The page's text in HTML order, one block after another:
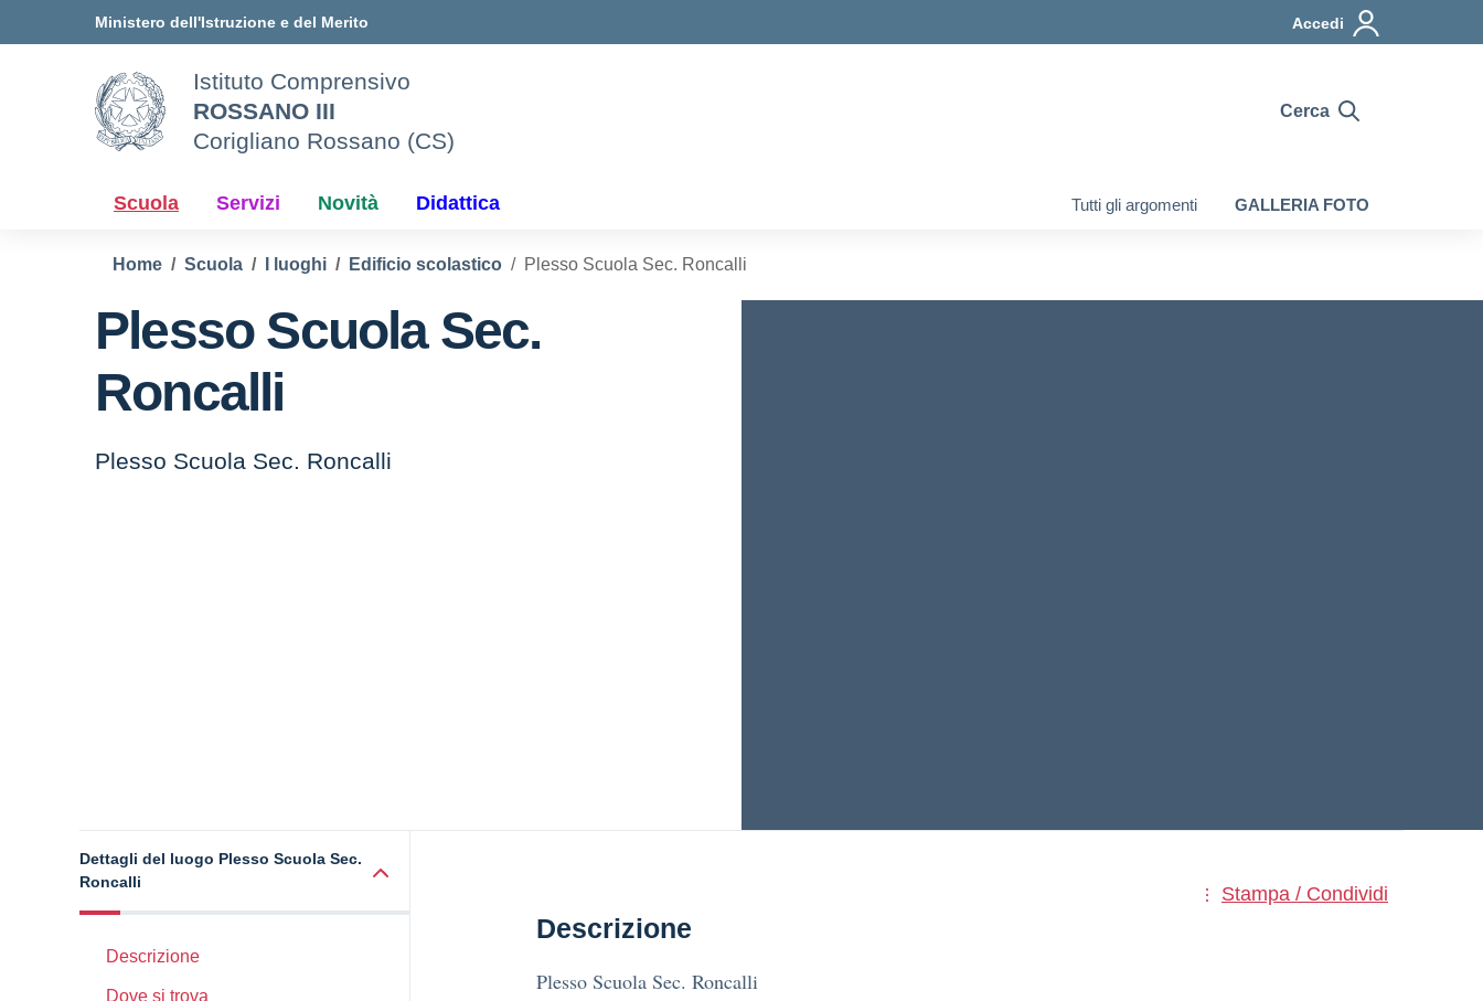
Ministero dell'Istruzione e del Merito Accedi
Istituto Comprensivo
ROSSANO III
Corigliano Rossano (CS)
Cerca
Scuola Servizi Novità Didattica Tutti gli argomenti GALLERIA FOTO
Home Scuola I luoghi Edificio scolastico Plesso Scuola Sec. Roncalli
Plesso Scuola Sec.
Roncalli
Plesso Scuola Sec. Roncalli
Dettagli del luogo Plesso Scuola Sec.
Roncalli
Descrizione
Dove si trova
Stampa / Condividi
Descrizione
Plesso Scuola Sec. Roncalli